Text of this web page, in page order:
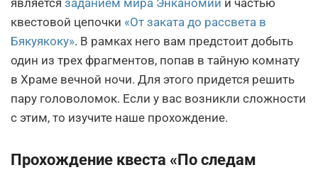
является заданием мира Энканомии и частью
квестовой цепочки «От заката до рассвета в
Бякуякоку». В рамках него вам предстоит добыть
один из трех фрагментов, попав в тайную комнату
в Храме вечной ночи. Для этого придется решить
пару головоломок. Если у вас возникли сложности
с этим, то изучите наше прохождение.
Прохождение квеста «По следам